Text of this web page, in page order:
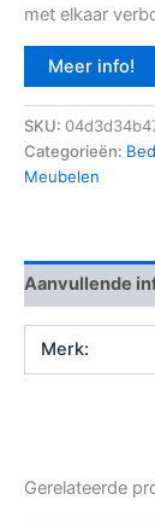
met elkaar
Meer info!
SKU:
Categorieën:
Meubelen
Aanvullende
Merk:
Gerelateerde